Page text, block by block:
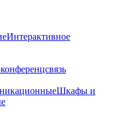
Интерактивное
Шкафы и